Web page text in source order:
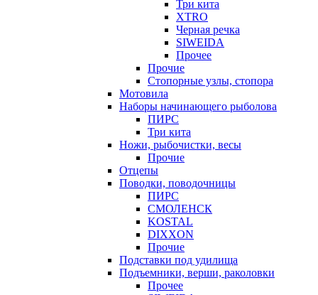
Три кита
XTRO
Черная речка
SIWEIDA
Прочее
Прочие
Стопорные узлы, стопора
Мотовила
Наборы начинающего рыболова
ПИРС
Три кита
Ножи, рыбочистки, весы
Прочие
Отцепы
Поводки, поводочницы
ПИРС
СМОЛЕНСК
KOSTAL
DIXXON
Прочие
Подставки под удилища
Подъемники, верши, раколовки
Прочее